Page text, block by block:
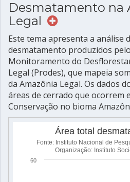
Desmatamento na
Legal
Este tema apresenta a análise
desmatamento produzidos
Monitoramento do
Legal (Prodes), que mapeia
da Amazônia Legal. Os dados
áreas de cerrado que ocorrem
Conservação no bioma